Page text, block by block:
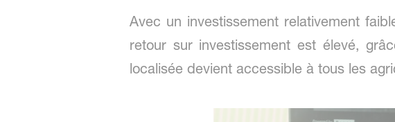
Avec un investissement relativement
retour sur investissement est élevé,
localisée devient accessible à tous les